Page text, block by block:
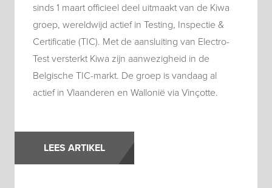
sinds 1 maart officieel deel uitmaakt van de Kiwa
groep, wereldwijd actief in Testing, Inspectie &
Certificatie (TIC). Met de aansluiting van Electro-
Test versterkt Kiwa zijn aanwezigheid in de
Belgische TIC-markt. De groep is vandaag al
actief in Vlaanderen en Wallonië via Vinçotte.
LEES ARTIKEL